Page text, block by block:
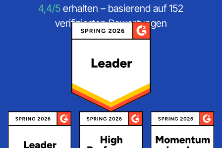
4,4/5 erhalten – basierend auf 152
verifizierten Bewertungen